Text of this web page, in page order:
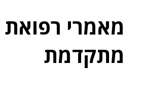
מאמרי רפואת
מתקדמת